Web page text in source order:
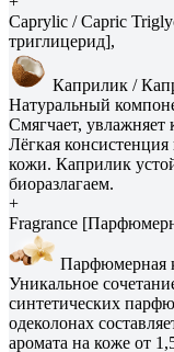
Caprylic / Capric
триглицерид],
Каприлик /
Натуральный
Смягчает,
Лёгкая
кожи. Каприлик
биоразлагаем.
+
Fragrance
Парфюмерная
Уникальное
синтетических
одеколонах
аромата на коже от